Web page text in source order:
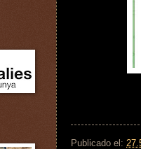
Publicado el: